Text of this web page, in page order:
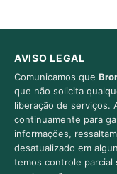
AVISO LEGAL
Comunicamos que
que não solicita
liberação de serviços.
continuamente para
informações,
desatualizado em
temos controle parcial